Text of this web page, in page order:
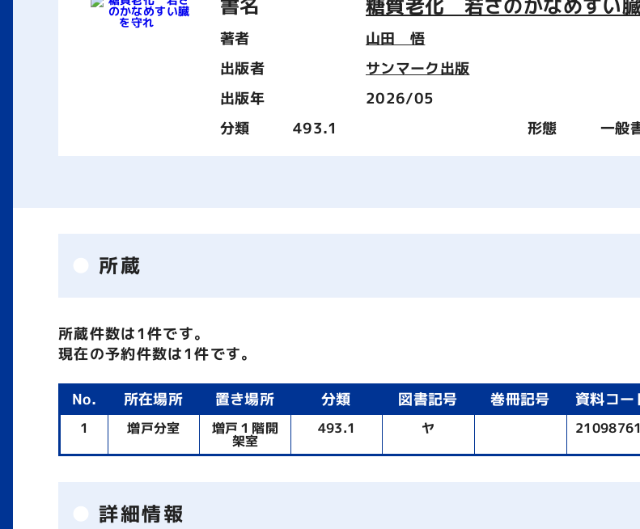
書名 糖質老化 若さのかなめすい
著者
山田 悟
出版者
サンマーク出版
出版年
2026/05
分類
493.1 形態 一般
所蔵
所蔵件数は1件です。
現在の予約件数は1件です。
No. 所在場所 置き場所 分類 図書記号 巻冊記号 資料コー
1 増戸分室 増戸１階開
架室
493.1 ヤ
詳細情報